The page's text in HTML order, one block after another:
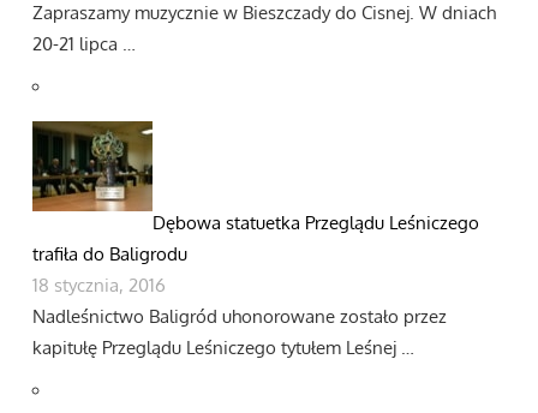
Zapraszamy muzycznie w Bieszczady do Cisnej. W dniach
20-21 lipca …
Dębowa statuetka Przeglądu Leśniczego
trafiła do Baligrodu
18 stycznia, 2016
Nadleśnictwo Baligród uhonorowane zostało przez
kapitułę Przeglądu Leśniczego tytułem Leśnej …